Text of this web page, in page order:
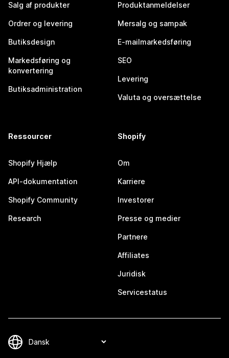
Salg af produkter
Ordrer og levering
Butiksdesign
Markedsføring og
konvertering
Butiksadministration
Produktanmeldelser
Mersalg og sampak
E-mailmarkedsføring
SEO
Levering
Valuta og oversættelse
Ressourcer
Shopify Hjælp
API-dokumentation
Shopify Community
Research
Shopify
Om
Karriere
Investorer
Presse og medier
Partnere
Affiliates
Juridisk
Servicestatus